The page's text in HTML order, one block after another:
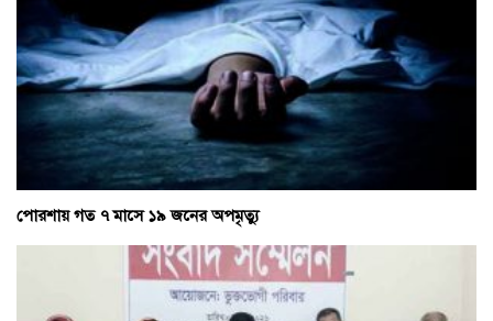
পোরশায় গত ৭ মাসে ১৯ জনের অপমৃত্যু